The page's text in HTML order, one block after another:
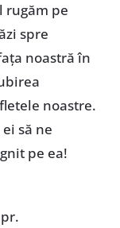
rugăm pe
spre
noastră în
noastre.
să ne
pe ea!